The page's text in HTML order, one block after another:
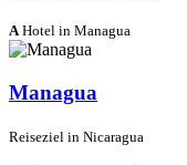
AHotel in Managua
Managua
Reiseziel in Nicaragua